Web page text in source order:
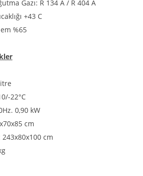
Gazı: R 134 A / R 404 A
+43 C
%65
22°C
0,90 kW
cm
243x80x100 cm